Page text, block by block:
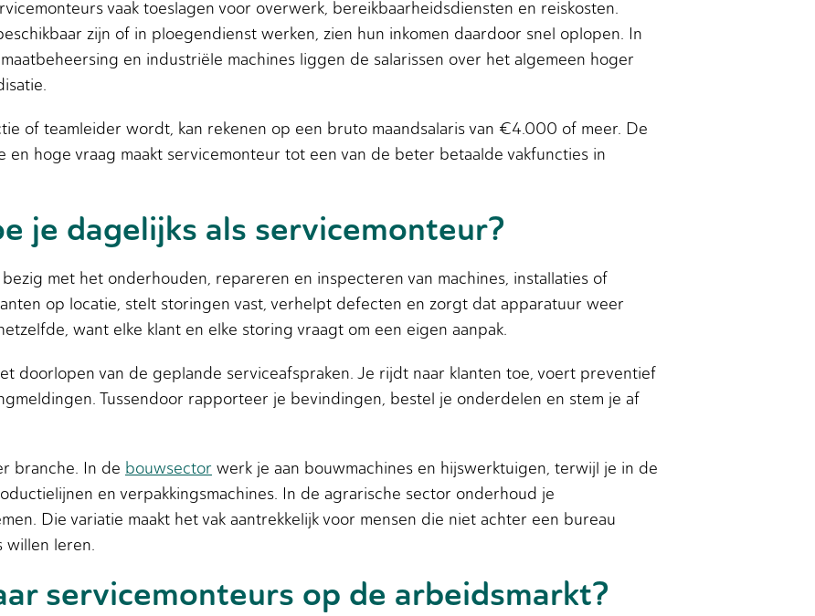
vaak toeslagen voor overwerk, bereikbaarheidsdiensten en reiskosten.
zijn of in ploegendienst werken, zien hun inkomen daardoor snel oplopen. In
en industriële machines liggen de salarissen over het algemeen hoger
of teamleider wordt, kan rekenen op een bruto maandsalaris van €4.000 of meer. De
en hoge vraag maakt servicemonteur tot een van de beter betaalde vakfuncties in
je dagelijks als servicemonteur?
met het onderhouden, repareren en inspecteren van machines, installaties of
op locatie, stelt storingen vast, verhelpt defecten en zorgt dat apparatuur weer
want elke klant en elke storing vraagt om een eigen aanpak.
doorlopen van de geplande serviceafspraken. Je rijdt naar klanten toe, voert preventief
Tussendoor rapporteer je bevindingen, bestel je onderdelen en stem je af
branche. In de bouwsector werk je aan bouwmachines en hijswerktuigen, terwijl je in de
en verpakkingsmachines. In de agrarische sector onderhoud je
Die variatie maakt het vak aantrekkelijk voor mensen die niet achter een bureau
willen leren.
servicemonteurs op de arbeidsmarkt?